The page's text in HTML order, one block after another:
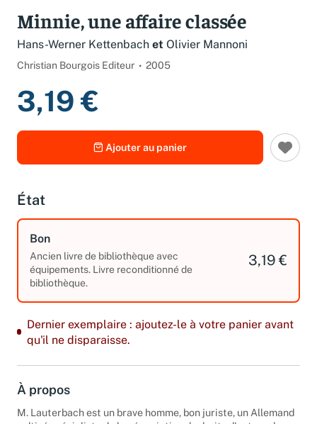
Minnie, une affaire classée
Hans-Werner Kettenbach et Olivier Mannoni
Christian Bourgois Editeur 2005
3,19 €
Ajouter au panier
État
Bon
Ancien livre de bibliothèque avec
équipements. Livre reconditionné de
bibliothèque.
3,19 €
Dernier exemplaire : ajoutez-le à votre panier avant
qu'il ne disparaisse.
À propos
M. Lauterbach est un brave homme, bon juriste, un Allemand